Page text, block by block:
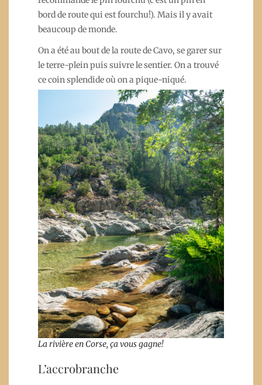
bord de route qui est fourchu!). Mais il y avait
beaucoup de monde.
On a été au bout de la route de Cavo, se garer sur
le terre-plein puis suivre le sentier. On a trouvé
ce coin splendide où on a pique-niqué.
La rivière en Corse, ça vous gagne!
L’accrobranche